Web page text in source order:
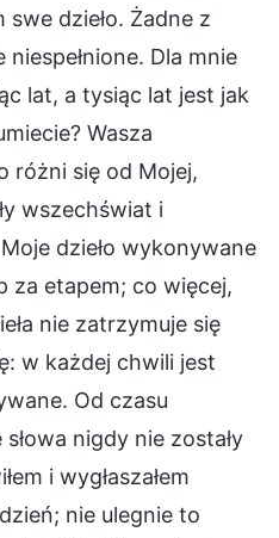
dzieło. Żadne z
Dla mnie
lat, a tysiąc lat jest jak
Wasza
różni się od Mojej,
wszechświat i
dzieło wykonywane
za etapem; co więcej,
nie zatrzymuje się
w każdej chwili jest
Od czasu
nigdy nie zostały
i wygłaszałem
nie ulegnie to